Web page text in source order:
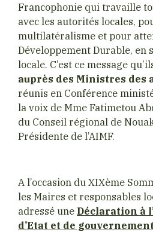
Francophonie qui travaille
avec les autorités locales,
multilatéralisme et pour
Développement Durable, en
locale. C’est ce message
auprès des Ministres
réunis en Conférence
la voix de Mme Fatimetou
du Conseil régional de
Présidente de l’AIMF.
A l’occasion du XIXème
les Maires et responsables
adressé une Déclaration à
d’Etat et de gouvernement